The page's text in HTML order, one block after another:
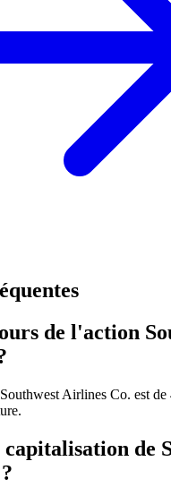
de l'action
Airlines Co. est de
de